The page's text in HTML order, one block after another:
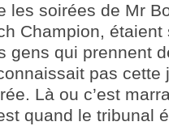
les soirées de Mr
Champion,
gens qui prennent
pas cette
Là ou c’est
quand le tribunal